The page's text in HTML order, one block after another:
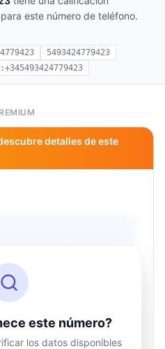
este número de teléfono.
5493424779423
detalles de este
este número?
los datos disponibles